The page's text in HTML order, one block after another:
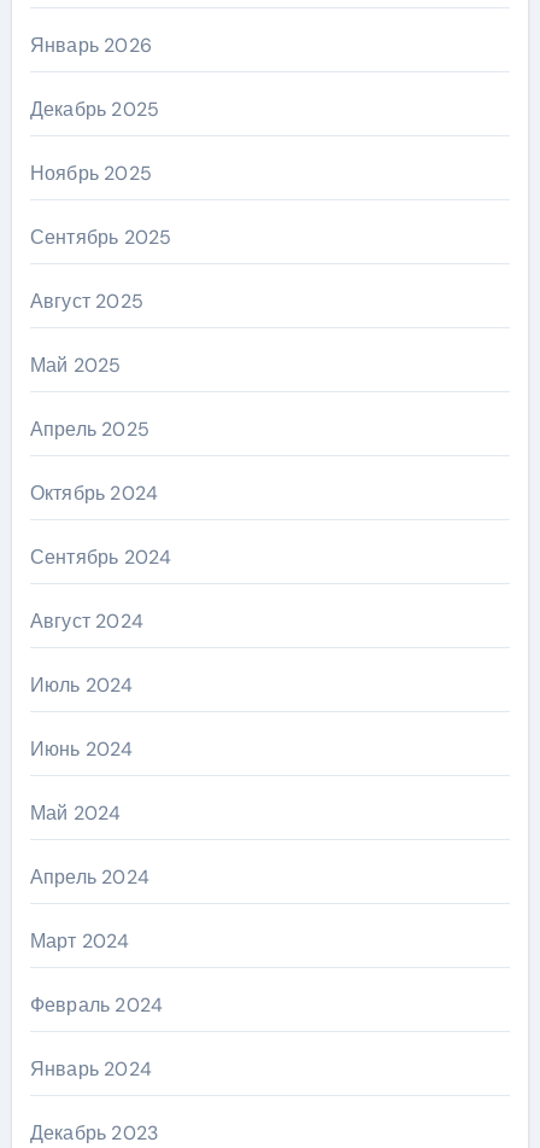
Январь 2026
Декабрь 2025
Ноябрь 2025
Сентябрь 2025
Август 2025
Май 2025
Апрель 2025
Октябрь 2024
Сентябрь 2024
Август 2024
Июль 2024
Июнь 2024
Май 2024
Апрель 2024
Март 2024
Февраль 2024
Январь 2024
Декабрь 2023